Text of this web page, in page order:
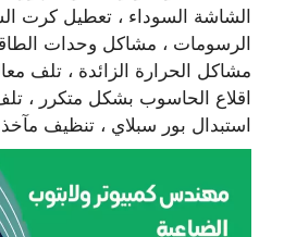
الشاشة السوداء ، تعطيل كرت
الرسومات ، مشاكل وحدات
مشاكل الحرارة الزائدة ، تلف
اقلاع الحاسوب بشكل متكرر ،
استبدال بور سبلاي ، تنظيف